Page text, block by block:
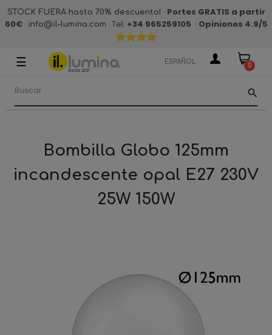
STOCK FUERA hasta 70% descuento! · Portes GRATIS a partir
60€· info@il-lumina.com · Tel. +34 965259105 · Opiniones 4.9/5
Navegación
palanca
☰ ESPAÑOL 0
search
Bombilla Globo 125mm
incandescente opal E27 230V
25W 150W